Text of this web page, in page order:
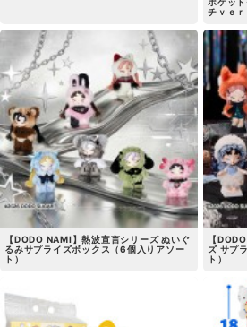
チｖｅｒ
【DODO NAMI】熱波宣言シリーズ ぬいぐ
るみサプライズボックス（6個入りアソー
ト）
【
ズ サプ
ト）